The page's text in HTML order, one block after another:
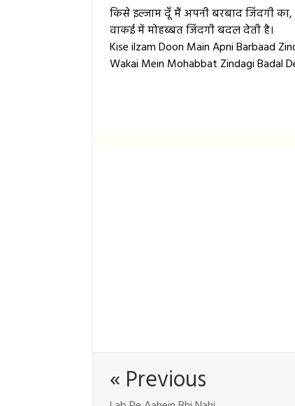
किसे इल्जाम दूँ मैं अपनी बरबाद जिंदगी का,
वाकई में मोहब्बत जिंदगी बदल देती है।
Kise ilzam Doon Main Apni Barbaad
Wakai Mein Mohabbat Zindagi Badal
« Previous